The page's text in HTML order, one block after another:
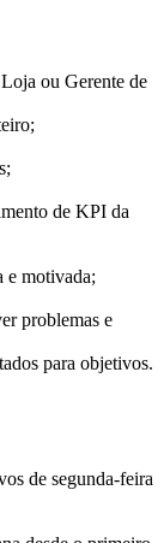
ou Gerente de
de KPI da
e motivada;
problemas e
para objetivos.
de segunda-feira